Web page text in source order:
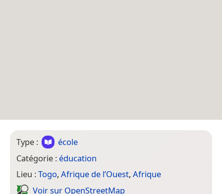
Type :
école
Catégorie : éducation
Lieu :Togo, Afrique de l’Ouest, Afrique
Voir sur Open­Street­Map